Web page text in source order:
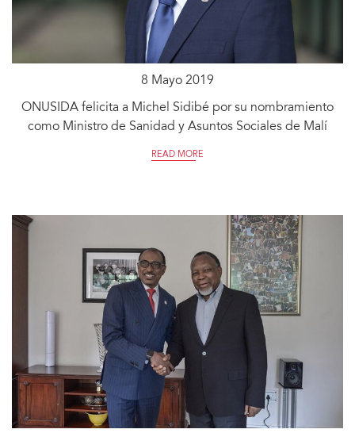
8 Mayo 2019
ONUSIDA felicita a Michel Sidibé por su nombramiento
como Ministro de Sanidad y Asuntos Sociales de Malí
READ MORE